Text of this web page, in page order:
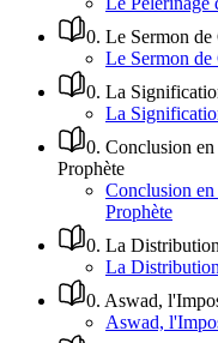
0. Le Sermon
Le Sermon
0. La
La
0. Conclusion
Prophète
Conclusion
Prophète
0. La
La
0. Aswad,
Aswad,